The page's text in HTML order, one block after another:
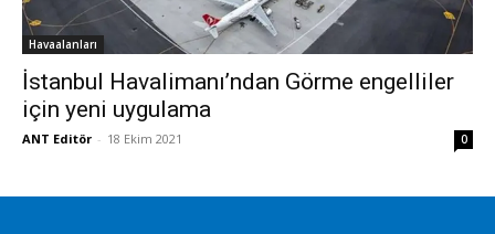
Havaalanları
İstanbul Havalimanı’ndan Görme engelliler
için yeni uygulama
ANT Editör - 18 Ekim 2021 0